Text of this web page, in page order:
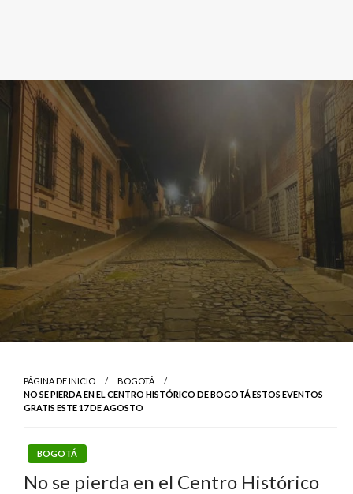
PÁGINA DE INICIO
BOGOTÁ
NO SE PIERDA EN EL CENTRO HISTÓRICO DE BOGOTÁ ESTOS EVENTOS
GRATIS ESTE 17 DE AGOSTO
BOGOTÁ
No se pierda en el Centro Histórico